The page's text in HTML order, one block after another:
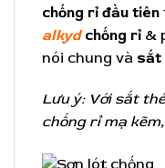
chống rỉ đầu tiên
alkydchống rỉ &
nói chung và sắt
Lưu ý: Với sắt
chống rỉ mạ